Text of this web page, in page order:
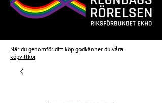
När du genomför ditt köp godkänner du våra
köpvillkor.